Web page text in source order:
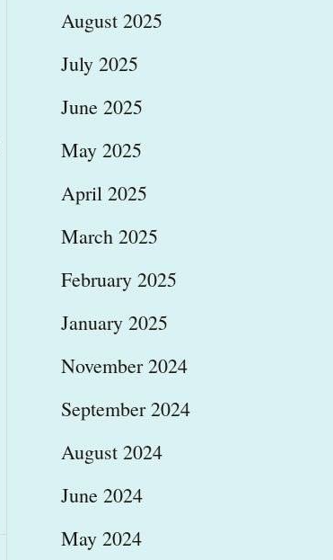
August 2025
July 2025
June 2025
May 2025
April 2025
March 2025
February 2025
January 2025
November 2024
September 2024
August 2024
June 2024
May 2024